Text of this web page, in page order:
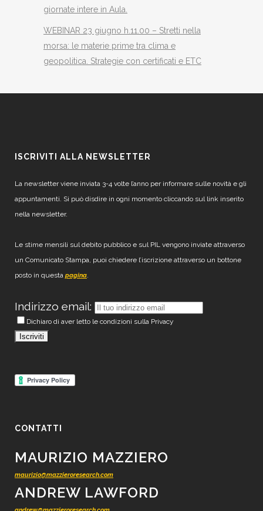
giornate intere in Aula.
WEBINAR 23 giugno h.11.00 – Stretti nella
morsa: le materie prime tra clima e
geopolitica. Strategie con certificati e ETC
ISCRIVITI ALLA NEWSLETTER
La newsletter viene inviata 3-4 volte l’anno per informare sulle novità e gli
appuntamenti. Si può disdire in ogni momento cliccando sul link inserito
nella newsletter.
Le stime mensili sul debito pubblico e sul PIL vengono inviate attraverso
un Comunicato Stampa, puoi chiedere l’iscrizione attraverso un bottone
posto in questa pagina.
Indirizzo email:
Dichiaro di aver letto le condizioni sulla Privacy
CONTATTI
MAURIZIO MAZZIERO
maurizio@mazzieroresearch.com
ANDREW LAWFORD